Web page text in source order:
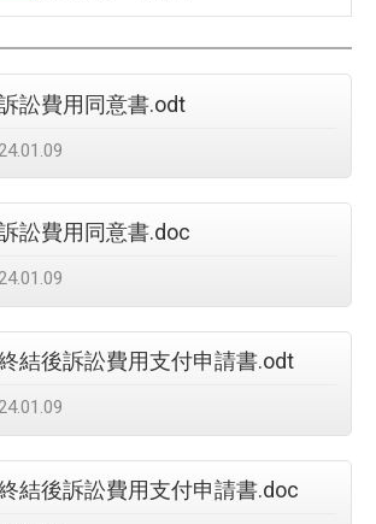
訟費用同意書.odt
訟費用同意書.doc
結後訴訟費用支付申請書.odt
結後訴訟費用支付申請書.doc